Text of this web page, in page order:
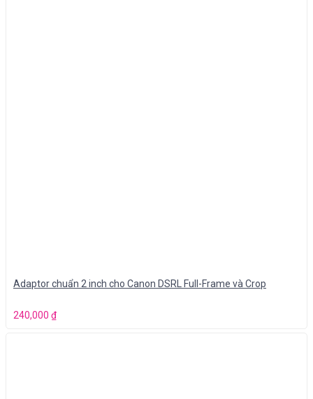
Adaptor chuẩn 2 inch cho Canon DSRL Full-Frame và Crop
240,000 ₫